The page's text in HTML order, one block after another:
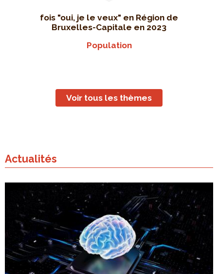
fois "oui, je le veux" en Région de
Bruxelles-Capitale en 2023
Population
Voir tous les thèmes
Actualités